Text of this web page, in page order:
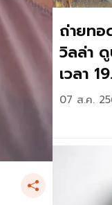
ถ่ายท
วิลล่า
เวลา
07 ส.ค.